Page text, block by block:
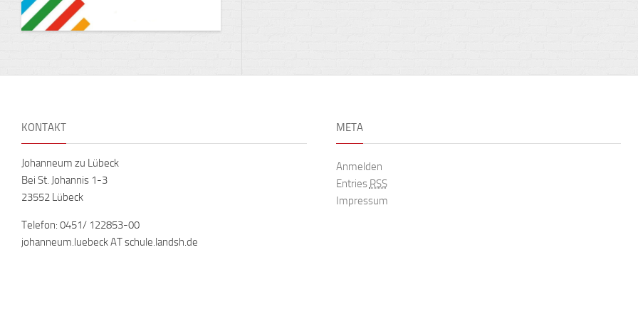
KONTAKT
Johanneum zu Lübeck
Bei St. Johannis 1-3
23552 Lübeck
Telefon: 0451/ 122853-00
johanneum.luebeck AT schule.landsh.de
META
Anmelden
Entries RSS
Impressum